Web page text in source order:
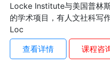
Locke Institute与美国普林
的学术项目，有人文社科写
Loc
查看详情
课程咨